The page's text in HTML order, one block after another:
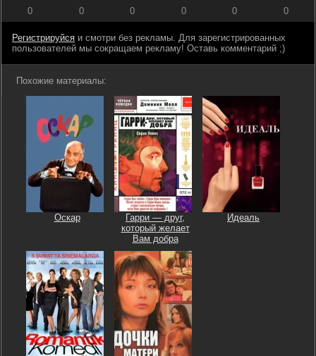
0 0 0 0 0 0
Регистрируйся и смотри без рекламы. Для зарегистрированных
пользователей мы сокращаем рекламу! Оставь комментарий ;)
Похожие материалы:
Оскар
Гарри — друг,
который желает
Вам добра
Идеаль